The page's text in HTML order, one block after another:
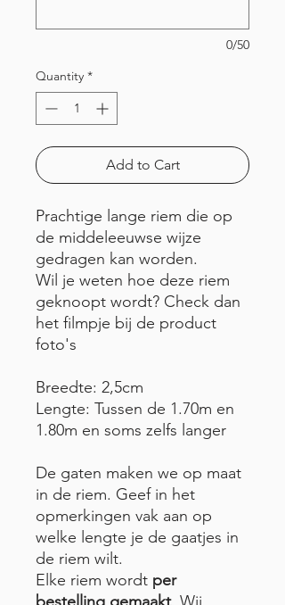
0/50
Quantity *
Add to Cart
Prachtige lange riem die op
de middeleeuwse wijze
gedragen kan worden.
Wil je weten hoe deze riem
geknoopt wordt? Check dan
het filmpje bij de product
foto's
Breedte: 2,5cm
Lengte: Tussen de 1.70m en
1.80m en soms zelfs langer
De gaten maken we op maat
in de riem. Geef in het
opmerkingen vak aan op
welke lengte je de gaatjes in
de riem wilt.
Elke riem wordt per